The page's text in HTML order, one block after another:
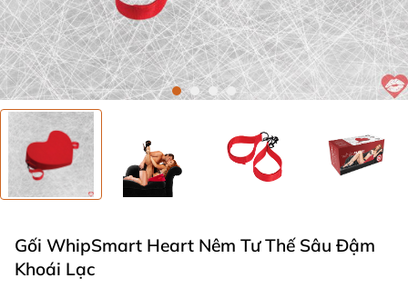
Gối WhipSmart Heart Nêm Tư Thế Sâu Đậm
Khoái Lạc